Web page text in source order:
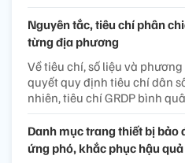
Nguyên tắc, tiêu chí phân
từng địa phương
Về tiêu chí, số liệu và
quyết quy định tiêu chí dân
nhiên, tiêu chí GRDP bình
Danh mục trang thiết bị bảo
ứng phó, khắc phục hậu